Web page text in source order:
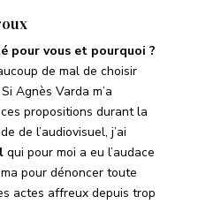
pour vous et pourquoi ?
de mal de choisir
Agnès Varda m’a
propositions durant la
de l’audiovisuel, j’ai
qui pour moi a eu l’audace
pour dénoncer toute
actes affreux depuis trop